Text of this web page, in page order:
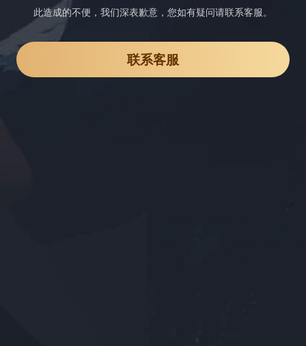
此造成的不便，我们深表歉意，您如有疑问请联系客服。
联系客服